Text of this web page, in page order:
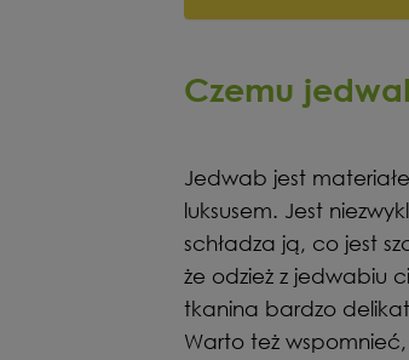
Czemu
Jedwab jest
luksusem. Jest
schładza ją, co jest
że odzież z jedwabiu
tkanina bardzo
Warto też